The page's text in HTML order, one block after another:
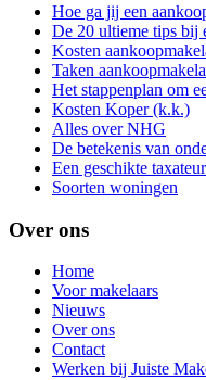
Hoe ga jij een
De 20 ultieme tips bij
Kosten
Taken
Het stappenplan om
Kosten Koper (k.k.)
Alles over NHG
De betekenis van
Een geschikte
Soorten woningen
Over ons
Home
Voor makelaars
Nieuws
Over ons
Contact
Werken bij Juiste